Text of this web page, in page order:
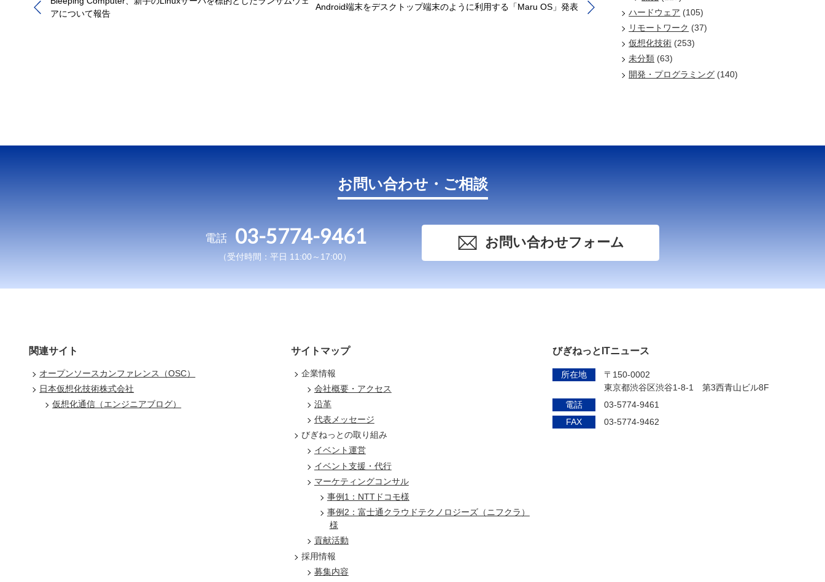
アについて報告
Android端末をデスクトップ端末のように利用する「Maru OS」発表
ハードウェア (105)
リモートワーク (37)
仮想化技術 (253)
未分類 (63)
開発・プログラミング (140)
お問い合わせ・ご相談
電話 03-5774-9461
（受付時間：平日 11:00～17:00）
お問い合わせフォーム
関連サイト
オープンソースカンファレンス（OSC）
日本仮想化技術株式会社
仮想化通信（エンジニアブログ）
サイトマップ
企業情報
会社概要・アクセス
沿革
代表メッセージ
びぎねっとの取り組み
イベント運営
イベント支援・代行
マーケティングコンサル
事例1：NTTドコモ様
事例2：富士通クラウドテクノロジーズ（ニフクラ）
様
貢献活動
採用情報
募集内容
びぎねっとITニュース
所在地
〒150-0002
東京都渋谷区渋谷1-8-1 第3西青山ビル8F
電話
03-5774-9461
FAX
03-5774-9462